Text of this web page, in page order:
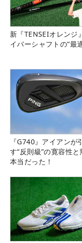
新『TENSEIオレンジ
イバーシャフトの“最
『G740』アイアンが
す“反則級”の寛容性と
本当だった！